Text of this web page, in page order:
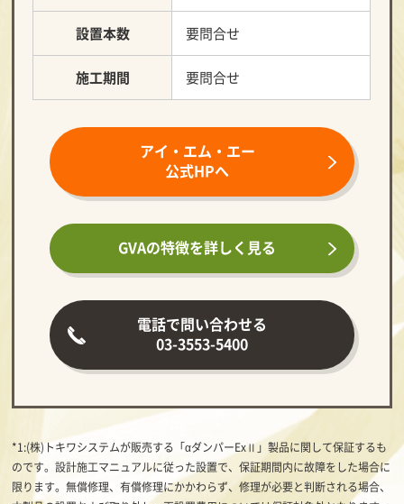
設置本数 要問合せ
施工期間 要問合せ
アイ・エム・エー
公式HPへ
GVAの特徴を詳しく見る
電話で問い合わせる
03-3553-5400
*1:(株)トキワシステムが販売する「αダンパーExⅡ」製品に関して保証するも
のです。設計施工マニュアルに従った設置で、保証期間内に故障をした場合に
限ります。無償修理、有償修理にかかわらず、修理が必要と判断される場合、